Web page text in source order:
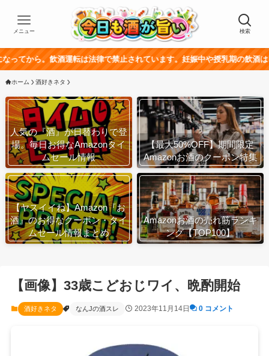
検索
メニュー
運転は法律で禁止されています。妊娠中や授乳期の飲酒は、胎児・乳幼
ホーム 酒好きネタ
人気の『酒』が日替わりで登
場。毎日お得なAmazonタイ
ムセール情報
【最大50%OFF】期間限定
Amazonお酒のクーポン特集
【ヤスイイね】Amazon『お
酒』のお得なクーポン・タイ
ムセール情報まとめ
Amazonお酒の売れ筋ランキ
ング【TOP100】
【画像】33歳こどおじワイ、晩酌開始
酒好きネタ なんJの酒スレ 2023年11月14日 0 コメント